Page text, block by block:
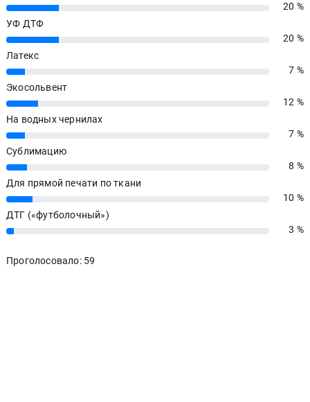
20%
20 %
УФ ДТФ
20%
20 %
Латекс
7%
7 %
Экосольвент
12%
12 %
На водных чернилах
7%
7 %
Сублимацию
8%
8 %
Для прямой печати по ткани
10%
10 %
ДТГ («футболочный»)
3% 3 %
Проголосовало: 59